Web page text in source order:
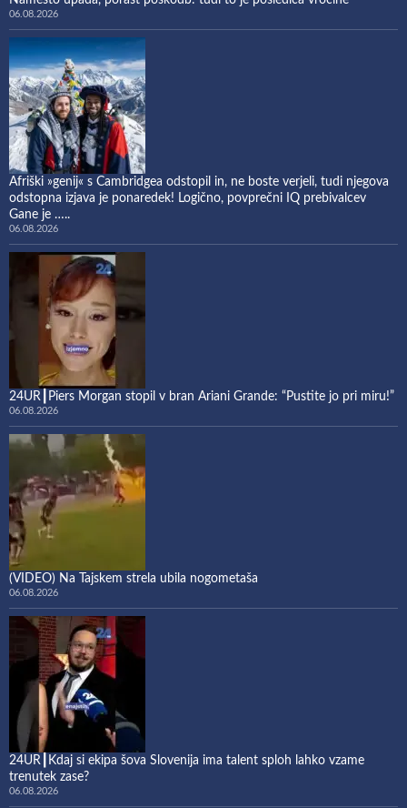
06.08.2026
Afriški »genij« s Cambridgea odstopil in, ne boste verjeli, tudi njegova
odstopna izjava je ponaredek! Logično, povprečni IQ prebivalcev
Gane je …..
06.08.2026
24UR┃Piers Morgan stopil v bran Ariani Grande: “Pustite jo pri miru!”
06.08.2026
(VIDEO) Na Tajskem strela ubila nogometaša
06.08.2026
24UR┃Kdaj si ekipa šova Slovenija ima talent sploh lahko vzame
trenutek zase?
06.08.2026